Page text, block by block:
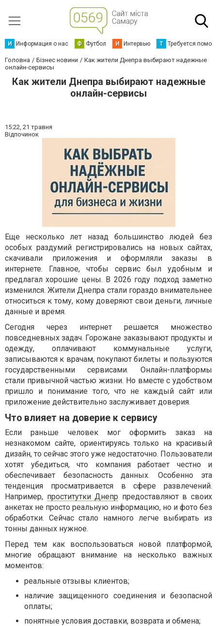
И Информация о нас Ф Футбол И Интервью Т Требуется
Головна Бізнес новини
Как жители Днепра выбирают надежные
онлайн-сервисы
Как жители Днепра выбирают надежные
онлайн-сервисы
15:22, 21 травня
Відпочинок
Еще несколько лет назад большинство людей без
особых раздумий регистрировались на новых сайтах,
скачивали приложения и оформляли заказы в
интернете. Главное, чтобы сервис был удобным и
предлагал хорошие цены. В 2026 году подход заметно
изменился. Жители Днепра стали гораздо внимательнее
относиться к тому, кому доверяют свои деньги, личные
данные и время.
Сегодня через интернет решается множество
повседневных задач. Горожане заказывают продукты и
одежду, оплачивают коммунальные услуги,
записываются к врачам, покупают билеты и пользуются
государственными сервисами. Онлайн-платформы
стали привычной частью жизни. Но вместе с удобством
пришло и понимание того, что не каждый сайт или
приложение действительно заслуживает доверия.
Что влияет на доверие к сервису
Если раньше человек мог оформить заказ на
незнакомом сайте, ориентируясь только на красивый
дизайн, то сейчас этого уже недостаточно. Пользователи
хотят убедиться, что компания работает честно и
обеспечивает безопасность данных. Особенно эта
тенденция просматривается в сфере развлечений.
Например, проститутки Днепр предоставляют в своих
анкетах не просто реальную информацию, но и фото без
обработки. Сейчас стало намного легче выбирать из
тонны данных нужное.
Перед тем как воспользоваться новой платформой,
многие обращают внимание на несколько важных
моментов:
реальные отзывы клиентов;
наличие защищенного соединения и безопасной
оплаты;
понятные условия доставки, возврата и обмена;